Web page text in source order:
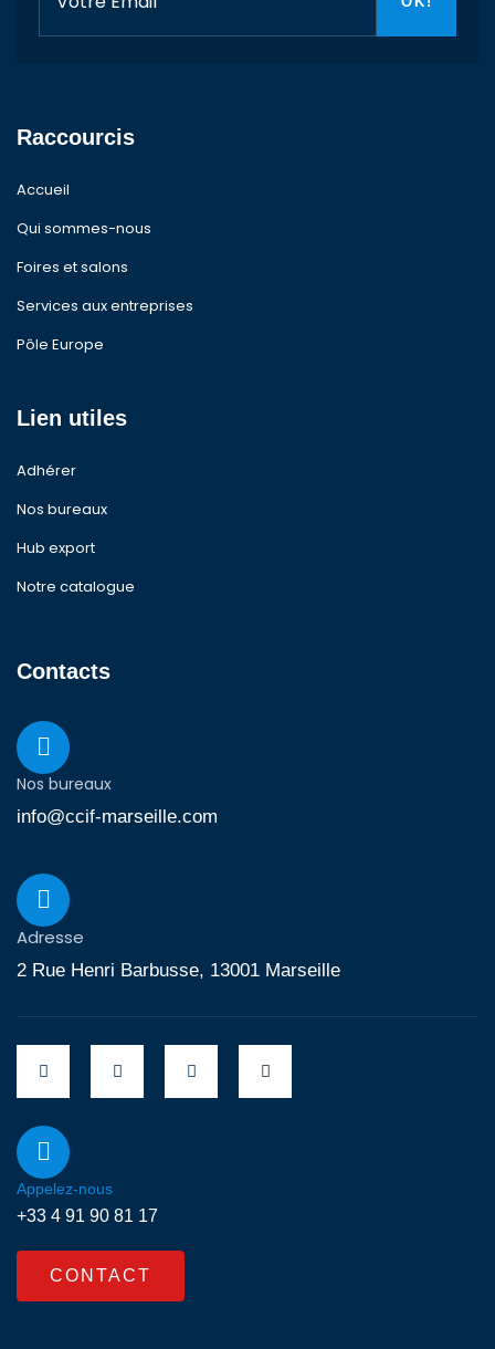
Raccourcis
Accueil
Qui sommes-nous
Foires et salons
Services aux entreprises
Pôle Europe
Lien utiles
Adhérer
Nos bureaux
Hub export
Notre catalogue
Contacts
Nos bureaux
info@ccif-marseille.com
Adresse
2 Rue Henri Barbusse, 13001 Marseille
Appelez-nous
+33 4 91 90 81 17
CONTACT